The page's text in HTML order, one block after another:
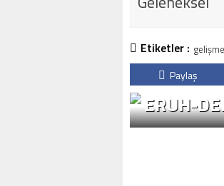
Etiketler :
Paylaş
ERUH-